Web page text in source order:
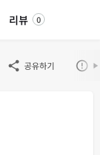
리뷰 0
공유하기